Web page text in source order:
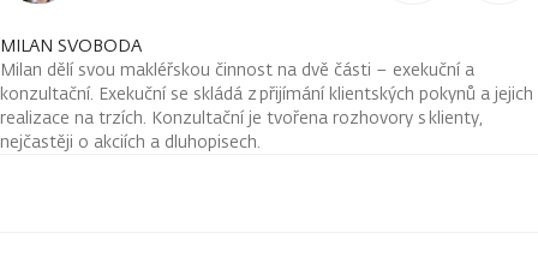
MILAN SVOBODA
Milan dělí svou makléřskou činnost na dvě části – exekuční a
konzultační. Exekuční se skládá z přijímání klientských pokynů a jejich
realizace na trzích. Konzultační je tvořena rozhovory s klienty,
nejčastěji o akciích a dluhopisech.